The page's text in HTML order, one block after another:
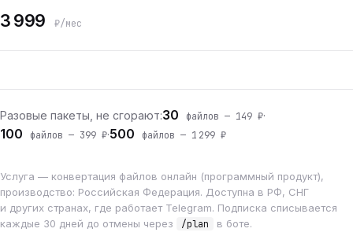
3 999 ₽/мес
Разовые пакеты, не сгорают:30 файлов — 149 ₽·
100 файлов — 399 ₽·500 файлов — 1 299 ₽
Услуга — конвертация файлов онлайн (программный продукт),
производство: Российская Федерация. Доступна в РФ, СНГ
и других странах, где работает Telegram. Подписка списывается
каждые 30 дней до отмены через
/plan в боте.